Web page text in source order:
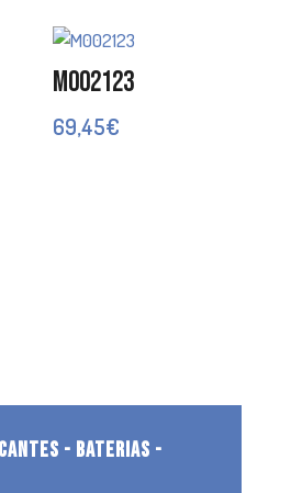
M002123
69,45€
- BATERIAS -